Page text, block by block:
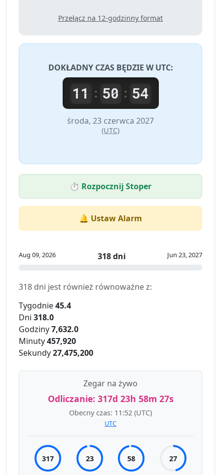
Przełącz na 12-godzinny format
DOKŁADNY CZAS BĘDZIE WUTC:
11: 50: 54
środa, 23 czerwca 2027
(UTC)
⏱️ Rozpocznij Stoper
🔔 Ustaw Alarm
Aug 09, 2026 318 dni Jun 23, 2027
318 dni jest również równoważne z:
Tygodnie45.4
Dni 318.0
Godziny7,632.0
Minuty457,920
Sekundy27,475,200
Zegar na żywo
Odliczanie: 317d 23h 58m 27s
Obecny czas: 11:52 (UTC)
UTC
317 23 58 27